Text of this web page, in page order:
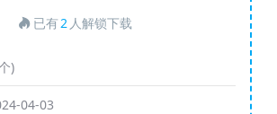
已有2 人解锁下载
)
04-03